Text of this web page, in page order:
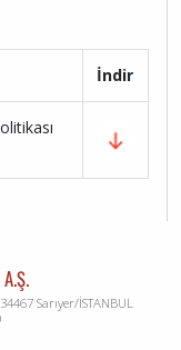
İndir
Sarıyer/İSTANBUL